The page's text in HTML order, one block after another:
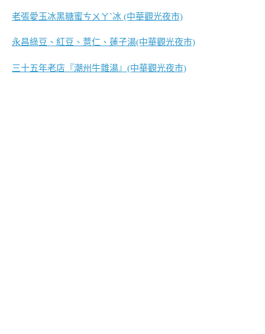
老張愛玉冰黑糖蜜ㄘㄨㄚˋ冰 (中華觀光夜市)
永昌綠豆、紅豆、薏仁、蓮子湯(中華觀光夜市)
三十五年老店『潮州牛雜湯』(中華觀光夜市)